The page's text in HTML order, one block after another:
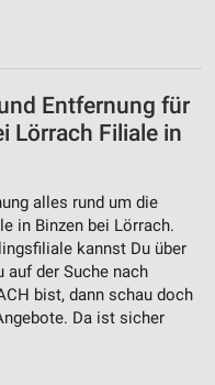
Entfernung für
Lörrach Filiale in
alles rund um die
in Binzen bei Lörrach.
kannst Du über
auf der Suche nach
bist, dann schau doch
Da ist sicher
oder
Angebote
von